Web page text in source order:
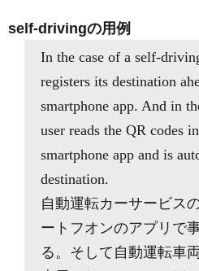
self-drivingの用例
In the case of a self-
registers its destination
smartphone app. And in
user reads the QR codes
smartphone app and is
destination.
自動運転カーサービス
ートフオンのアプリで
る。そして自動運転車